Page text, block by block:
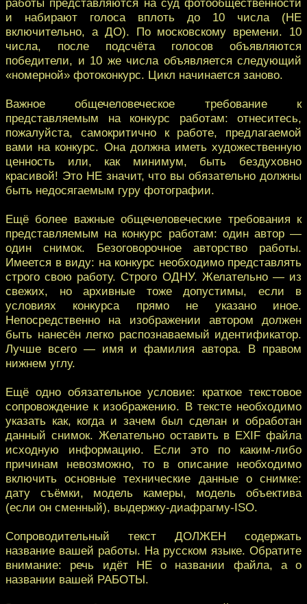
и набирают голоса вплоть до 10 числа (НЕ
включительно, а ДО). По московскому времени. 10
числа, после подсчёта голосов объявляются
победители, и 10 же числа объявляется следующий
«номерной» фотоконкурс. Цикл начинается заново.
Важное общечеловеческое требование к
представляемым на конкурс работам: отнеситесь,
пожалуйста, самокритично к работе, предлагаемой
вами на конкурс. Она должна иметь художественную
ценность или, как минимум, быть бездуховно
красивой! Это НЕ значит, что вы обязательно должны
быть недосягаемым гуру фотографии.
Ещё более важные общечеловеческие требования к
представляемым на конкурс работам: один автор —
один снимок. Безоговорочное авторство работы.
Имеется в виду: на конкурс необходимо представлять
строго свою работу. Строго ОДНУ. Желательно — из
свежих, но архивные тоже допустимы, если в
условиях конкурса прямо не указано иное.
Непосредственно на изображении автором должен
быть нанесён легко распознаваемый идентификатор.
Лучше всего — имя и фамилия автора. В правом
нижнем углу.
Ещё одно обязательное условие: краткое текстовое
сопровождение к изображению. В тексте необходимо
указать как, когда и зачем был сделан и обработан
данный снимок. Желательно оставить в EXIF файла
исходную информацию. Если это по каким-либо
причинам невозможно, то в описание необходимо
включить основные технические данные о снимке:
дату съёмки, модель камеры, модель объектива
(если он сменный), выдержку-диафрагму-ISO.
Сопроводительный текст ДОЛЖЕН содержать
название вашей работы. На русском языке. Обратите
внимание: речь идёт НЕ о названии файла, а о
названии вашей РАБОТЫ.